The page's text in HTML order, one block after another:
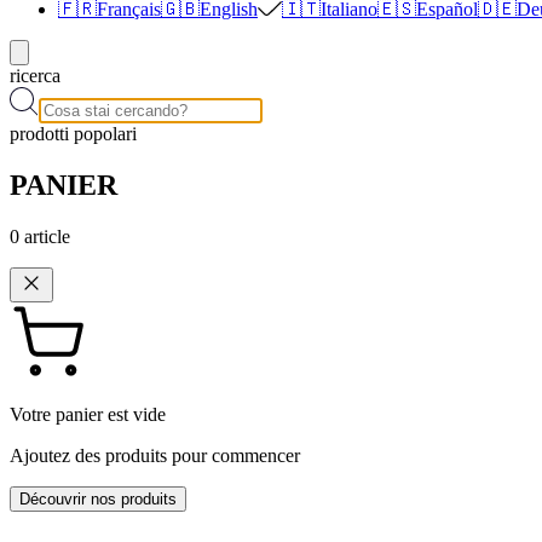
🇫🇷Français🇬🇧English 🇮🇹Italiano🇪🇸Español🇩🇪
ricerca
prodotti popolari
PANIER
0 article
Votre panier est vide
Ajoutez des produits pour commencer
Découvrir nos produits